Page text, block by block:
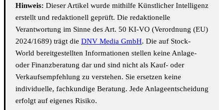
Hinweis: Dieser Artikel wurde mithilfe Künstlicher Intelligenz
erstellt und redaktionell geprüft. Die redaktionelle
Verantwortung im Sinne des Art. 50 KI-VO (Verordnung (EU)
2024/1689) trägt die DNV Media GmbH. Die auf Stock-
World bereitgestellten Informationen stellen keine Anlage-
oder Finanzberatung dar und sind nicht als Kauf- oder
Verkaufsempfehlung zu verstehen. Sie ersetzen keine
individuelle, fachkundige Beratung. Jede Anlageentscheidung
erfolgt auf eigenes Risiko.